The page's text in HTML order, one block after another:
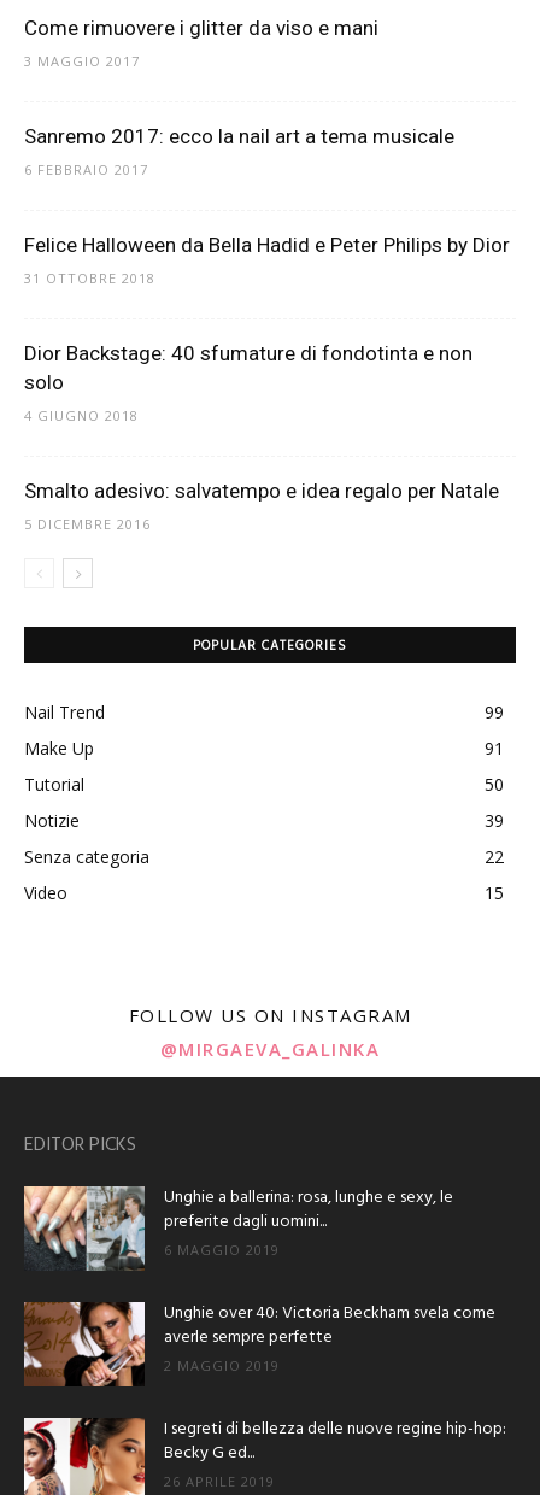
Come rimuovere i glitter da viso e mani
3 MAGGIO 2017
Sanremo 2017: ecco la nail art a tema musicale
6 FEBBRAIO 2017
Felice Halloween da Bella Hadid e Peter Philips by Dior
31 OTTOBRE 2018
Dior Backstage: 40 sfumature di fondotinta e non
solo
4 GIUGNO 2018
Smalto adesivo: salvatempo e idea regalo per Natale
5 DICEMBRE 2016
POPULAR CATEGORIES
Nail Trend
99
Make Up
91
Tutorial
50
Notizie
39
Senza categoria
22
Video
15
FOLLOW US ON INSTAGRAM
@MIRGAEVA_GALINKA
EDITOR PICKS
Unghie a ballerina: rosa, lunghe e sexy, le
preferite dagli uomini...
6 MAGGIO 2019
Unghie over 40: Victoria Beckham svela come
averle sempre perfette
2 MAGGIO 2019
I segreti di bellezza delle nuove regine hip-hop:
Becky G ed...
26 APRILE 2019